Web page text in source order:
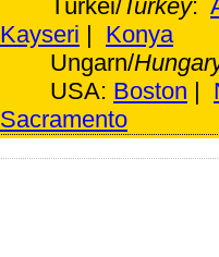
Türkei/Turkey:
Kayseri | Konya
Ungarn/
USA: Boston |
Sacramento